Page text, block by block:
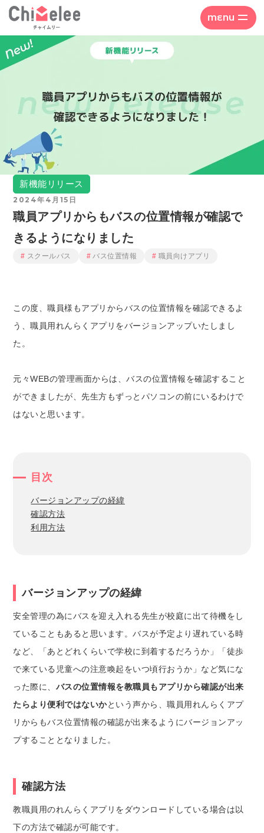
MENU
新機能リリース
2024年4月15日
職員アプリからもバスの位置情報が確認で
きるようになりました
スクールバス バス位置情報 職員向けアプリ
この度、職員様もアプリからバスの位置情報を確認できるよ
う、職員用れんらくアプリをバージョンアップいたしまし
た。
元々WEBの管理画面からは、バスの位置情報を確認すること
ができましたが、先生方もずっとパソコンの前にいるわけで
はないと思います。
目次
バージョンアップの経緯
確認方法
利用方法
バージョンアップの経緯
安全管理の為にバスを迎え入れる先生が校庭に出て待機をし
ていることもあると思います。バスが予定より遅れている時
など、「あとどれくらいで学校に到着するだろうか」「徒歩
で来ている児童への注意喚起をいつ頃行おうか」など気にな
った際に、 バスの位置情報を教職員もアプリから確認が出来
たらより便利ではないかという声から、職員用れんらくアプ
リからもバス位置情報の確認が出来るようにバージョンアッ
プすることとなりました。
確認方法
教職員用のれんらくアプリをダウンロードしている場合は以
下の方法で確認が可能です。